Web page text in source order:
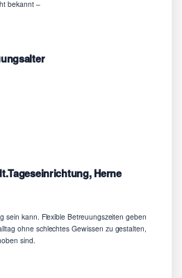
bekannt –
Herne
sein kann. Flexible Betreuungszeiten geben
ohne schlechtes Gewissen zu gestalten,
sind.